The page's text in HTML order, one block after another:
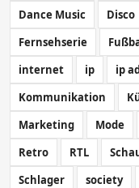
Dance Music
Disco
Fernsehserie
internet
ip ip
Kommunikation
Marketing
Mode
Retro
RTL
Schlager
society